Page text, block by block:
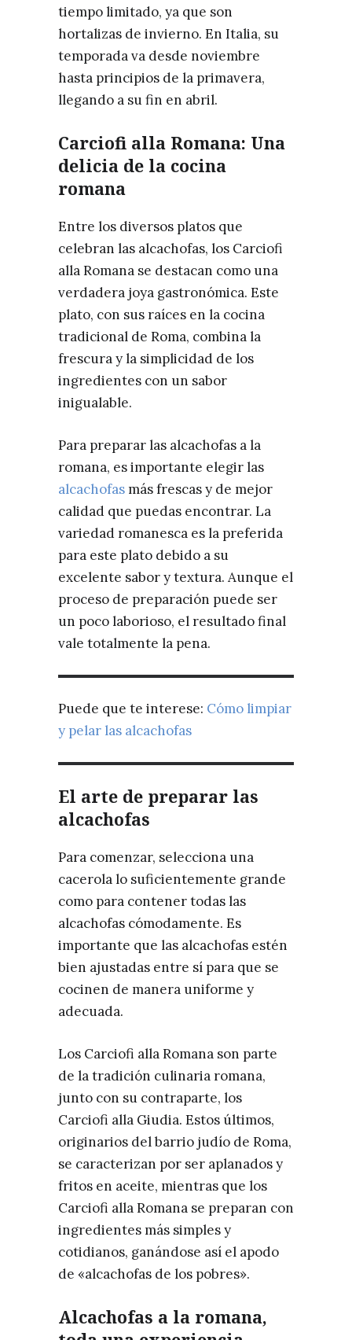
tiempo limitado, ya que son
hortalizas de invierno. En Italia, su
temporada va desde noviembre
hasta principios de la primavera,
llegando a su fin en abril.
Carciofi alla Romana: Una
delicia de la cocina
romana
Entre los diversos platos que
celebran las alcachofas, los Carciofi
alla Romana se destacan como una
verdadera joya gastronómica. Este
plato, con sus raíces en la cocina
tradicional de Roma, combina la
frescura y la simplicidad de los
ingredientes con un sabor
inigualable.
Para preparar las alcachofas a la
romana, es importante elegir las
alcachofasmás frescas y de mejor
calidad que puedas encontrar. La
variedad romanesca es la preferida
para este plato debido a su
excelente sabor y textura. Aunque el
proceso de preparación puede ser
un poco laborioso, el resultado final
vale totalmente la pena.
Puede que te interese: Cómo limpiar
y pelar las alcachofas
El arte de preparar las
alcachofas
Para comenzar, selecciona una
cacerola lo suficientemente grande
como para contener todas las
alcachofas cómodamente. Es
importante que las alcachofas estén
bien ajustadas entre sí para que se
cocinen de manera uniforme y
adecuada.
Los Carciofi alla Romana son parte
de la tradición culinaria romana,
junto con su contraparte, los
Carciofi alla Giudia. Estos últimos,
originarios del barrio judío de Roma,
se caracterizan por ser aplanados y
fritos en aceite, mientras que los
Carciofi alla Romana se preparan con
ingredientes más simples y
cotidianos, ganándose así el apodo
de «alcachofas de los pobres».
Alcachofas a la romana,